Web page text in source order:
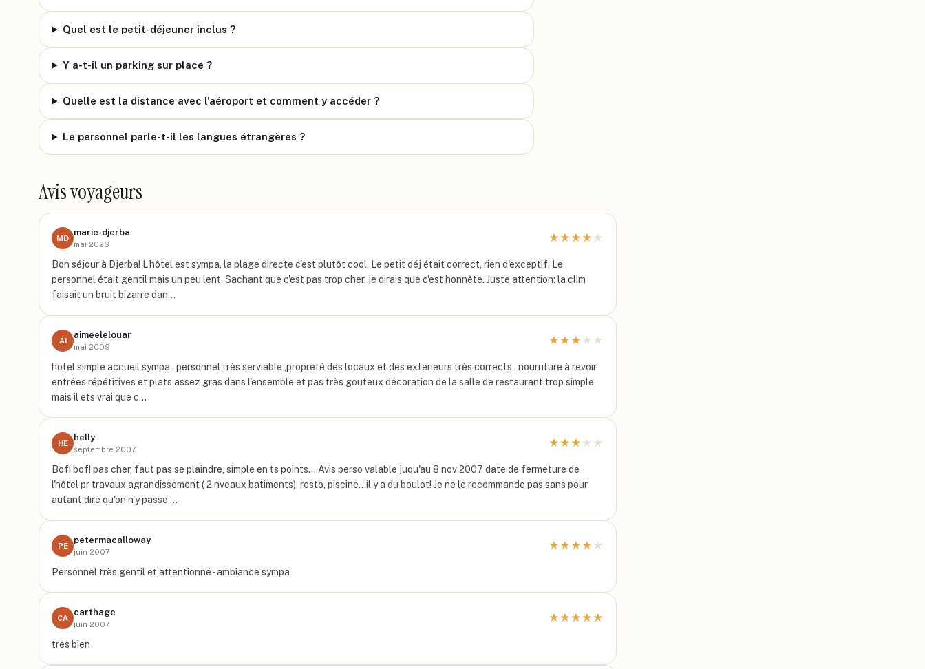
Quel est le petit-déjeuner inclus ?
Y a-t-il un parking sur place ?
Quelle est la distance avec l'aéroport et comment y accéder ?
Le personnel parle-t-il les langues étrangères ?
Avis voyageurs
MD
marie-djerba
mai 2026
★★★★ ★
Bon séjour à Djerba! L'hôtel est sympa, la plage directe c'est plutôt cool. Le petit déj était correct, rien d'exceptif. Le
personnel était gentil mais un peu lent. Sachant que c'est pas trop cher, je dirais que c'est honnête. Juste attention: la clim
faisait un bruit bizarre dan…
AI
aimeelelouar
mai 2009
★★★ ★ ★
hotel simple accueil sympa , personnel très serviable ,propreté des locaux et des exterieurs très corrects , nourriture à revoir
entrées répétitives et plats assez gras dans l'ensemble et pas très gouteux décoration de la salle de restaurant trop simple
mais il ets vrai que c…
HE
helly
septembre 2007
★★★ ★ ★
Bof! bof! pas cher, faut pas se plaindre, simple en ts points... Avis perso valable juqu'au 8 nov 2007 date de fermeture de
l'hôtel pr travaux agrandissement ( 2 nveaux batiments), resto, piscine...il y a du boulot! Je ne le recommande pas sans pour
autant dire qu'on n'y passe …
PE
petermacalloway
juin 2007
★★★★ ★
Personnel très gentil et attentionné - ambiance sympa
CA
carthage
juin 2007
★★★★★
tres bien